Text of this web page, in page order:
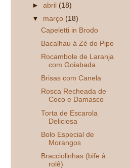
►abril (18)
▼ março (18)
Capeletti in Brodo
Bacalhau à Zé do Pipo
Rocambole de Laranja
com Goiabada
Brisas com Canela
Rosca Recheada de
Coco e Damasco
Torta de Escarola
Deliciosa
Bolo Especial de
Morangos
Bracciolinhas (bife à
rolê)